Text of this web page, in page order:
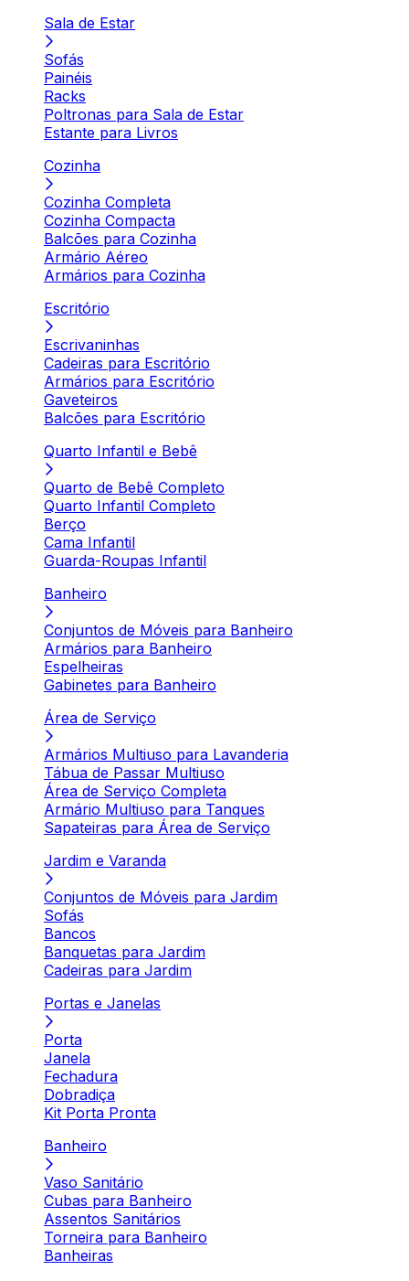
Sala de Estar
Sofás
Painéis
Racks
Poltronas para Sala de Estar
Estante para Livros
Cozinha
Cozinha Completa
Cozinha Compacta
Balcões para Cozinha
Armário Aéreo
Armários para Cozinha
Escritório
Escrivaninhas
Cadeiras para Escritório
Armários para Escritório
Gaveteiros
Balcões para Escritório
Quarto Infantil e Bebê
Quarto de Bebê Completo
Quarto Infantil Completo
Berço
Cama Infantil
Guarda-Roupas Infantil
Banheiro
Conjuntos de Móveis para Banheiro
Armários para Banheiro
Espelheiras
Gabinetes para Banheiro
Área de Serviço
Armários Multiuso para Lavanderia
Tábua de Passar Multiuso
Área de Serviço Completa
Armário Multiuso para Tanques
Sapateiras para Área de Serviço
Jardim e Varanda
Conjuntos de Móveis para Jardim
Sofás
Bancos
Banquetas para Jardim
Cadeiras para Jardim
Portas e Janelas
Porta
Janela
Fechadura
Dobradiça
Kit Porta Pronta
Banheiro
Vaso Sanitário
Cubas para Banheiro
Assentos Sanitários
Torneira para Banheiro
Banheiras